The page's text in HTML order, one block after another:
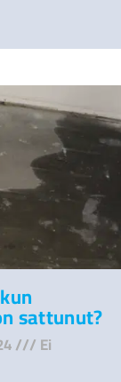
sattunut?
Ei